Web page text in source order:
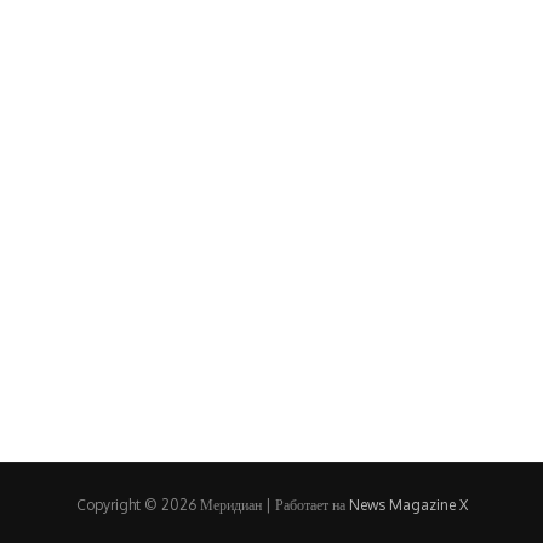
Copyright © 2026 Меридиан | Работает на News Magazine X